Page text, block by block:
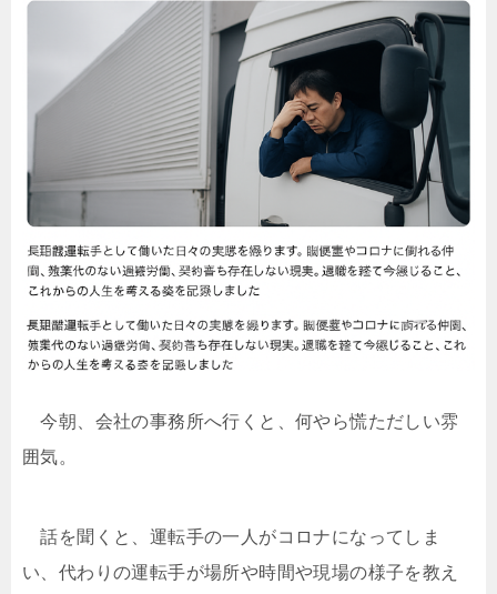
今朝、会社の事務所へ行くと、何やら慌ただしい雰
囲気。
話を聞くと、運転手の一人がコロナになってしま
い、代わりの運転手が場所や時間や現場の様子を教え